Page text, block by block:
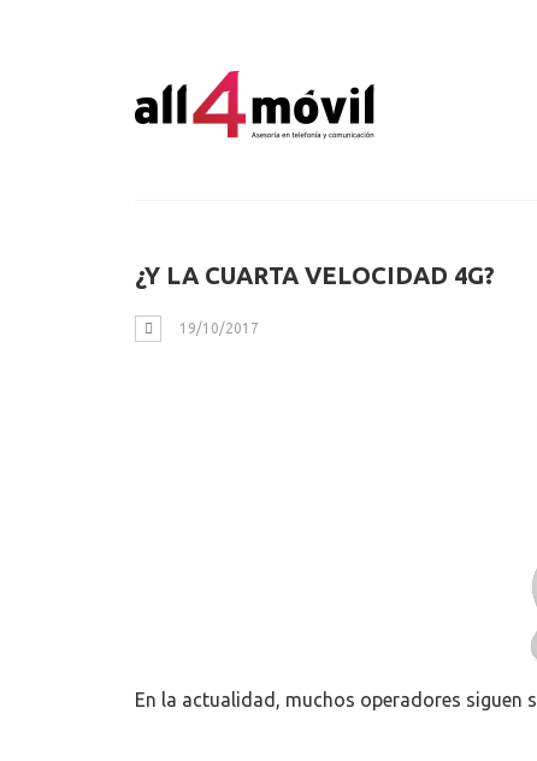
Tag: Tarifas
¿Y LA CUARTA VELOCIDAD 4G?
19/10/2017
En la actualidad, muchos operadores siguen